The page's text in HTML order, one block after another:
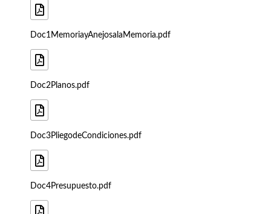
Doc1MemoriayAnejosalaMemoria.pdf
Doc2Planos.pdf
Doc3PliegodeCondiciones.pdf
Doc4Presupuesto.pdf